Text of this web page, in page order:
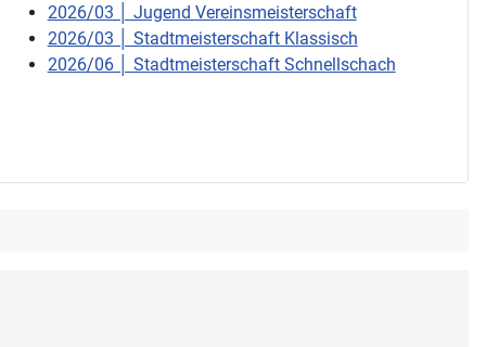
2026/03 │ Jugend Vereinsmeisterschaft
2026/03 │ Stadtmeisterschaft Klassisch
2026/06 │ Stadtmeisterschaft Schnellschach